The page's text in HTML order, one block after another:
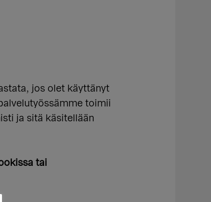
jos olet käyttänyt
toimii
ja sitä käsitellään
tai